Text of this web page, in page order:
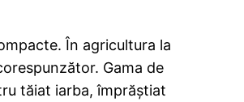
În agricultura la
Gama de
tăiat iarba, împrăștiat